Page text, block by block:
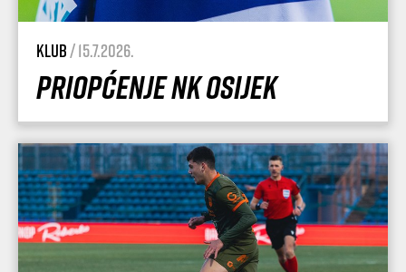
Klub/ 15.7.2026.
Priopćenje NK Osijek